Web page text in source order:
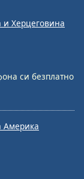
и Херцеговина
си безплатно